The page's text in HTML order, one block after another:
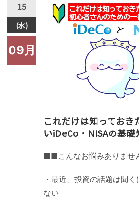
15
(水)
09月
これだけは知っておき
いiDeCo・NISAの基礎
■■こんなお悩みありま
・最近、投資の話題は聞
ない